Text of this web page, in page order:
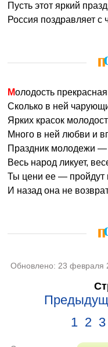
Пусть этот яркий
Россия поздравляет
Молодость
Сколько в ней
Ярких красок
Много в ней любви и
Праздник молодежи —
Весь народ ликует,
Ты цени ее — пройдут
И назад она не
Обновлено: 23 февраля
1 2 3